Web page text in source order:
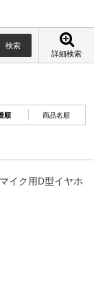
詳細検索
順 商品名順
イク用D型イヤホ